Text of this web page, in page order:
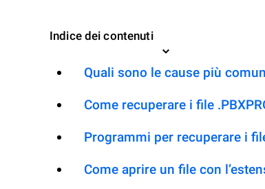
Indice dei contenuti
Quali sono le cause più
Come recuperare i file
Programmi per recuperare i
Come aprire un file con